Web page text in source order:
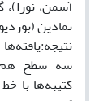
آسمن،
نمادین
سه سطح
کتیبه‌ها با